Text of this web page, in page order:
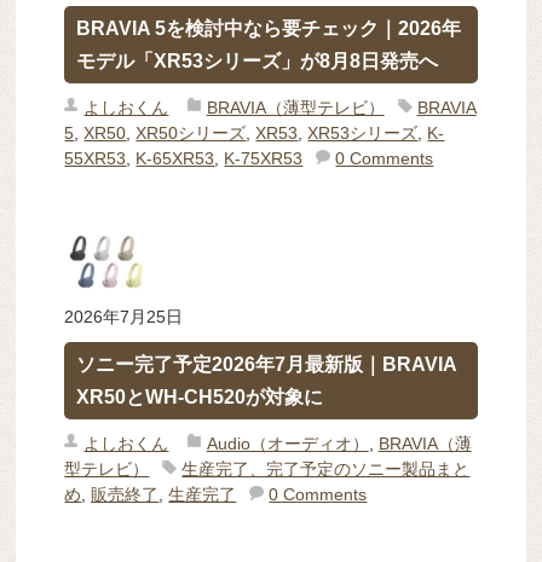
BRAVIA 5を検討中なら要チェック｜2026年
モデル「XR53シリーズ」が8月8日発売へ
よしおくん BRAVIA（薄型テレビ）
BRAVIA
5 ,XR50 ,XR50シリーズ ,XR53 ,XR53シリーズ K-
55XR53
K-65XR53 K-75XR53 0 Comments
2026年7月25日
ソニー完了予定2026年7月最新版｜BRAVIA
XR50とWH-CH520が対象に
よしおくん Audio（オーディオ）
BRAVIA（薄
型テレビ）
生産完了、完了予定のソニー製品まと
め
販売終了 ,生産完了 0 Comments